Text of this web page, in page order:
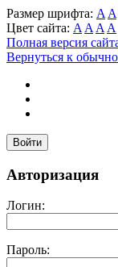
Размер шрифта: A A
Цвет сайта: A A A A
Полная версия
Вернуться к
Войти
Авторизация
Логин:
Пароль: